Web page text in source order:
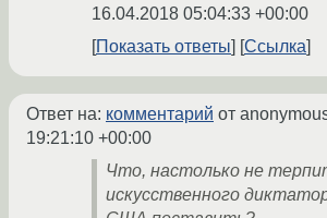
16.04.2018 05:04:33 +00:00
Показать ответы
Ссылка
Ответ на: комментарий от
19:21:10 +00:00
Что, настолько не
искусственного